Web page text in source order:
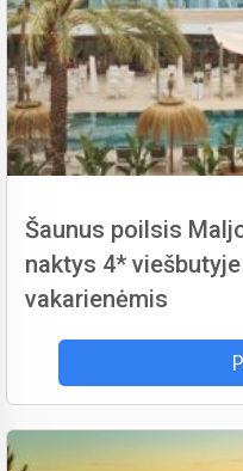
Šaunus poilsis
naktys 4*
vakarienėmis